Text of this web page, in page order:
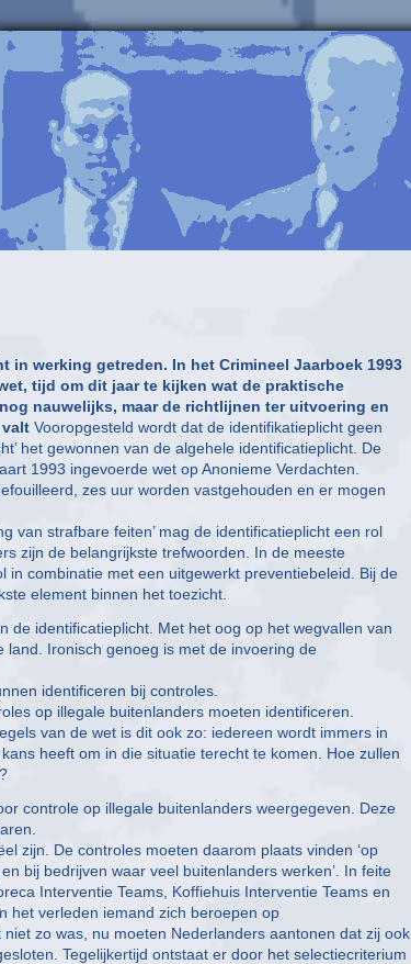
werking getreden. In het Crimineel Jaarboek 1993
tijd om dit jaar te kijken wat de praktische
nauwelijks, maar de richtlijnen ter uitvoering en
valt Vooropgesteld wordt dat de identifikatieplicht geen
het gewonnen van de algehele identificatieplicht. De
1993 ingevoerde wet op Anonieme Verdachten.
zes uur worden vastgehouden en er mogen
van strafbare feiten’ mag de identificatieplicht een rol
zijn de belangrijkste trefwoorden. In de meeste
combinatie met een uitgewerkt preventiebeleid. Bij de
element binnen het toezicht.
de identificatieplicht. Met het oog op het wegvallen van
Ironisch genoeg is met de invoering de
identificeren bij controles.
op illegale buitenlanders moeten identificeren.
van de wet is dit ook zo: iedereen wordt immers in
heeft om in die situatie terecht te komen. Hoe zullen
controle op illegale buitenlanders weergegeven. Deze
zijn. De controles moeten daarom plaats vinden ‘op
bij bedrijven waar veel buitenlanders werken’. In feite
Interventie Teams, Koffiehuis Interventie Teams en
het verleden iemand zich beroepen op
zo was, nu moeten Nederlanders aantonen dat zij ook
Tegelijkertijd ontstaat er door het selectiecriterium